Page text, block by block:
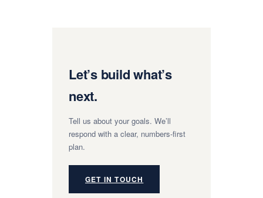
Let’s build what’s
next.
Tell us about your goals. We’ll
respond with a clear, numbers-first
plan.
GET IN TOUCH